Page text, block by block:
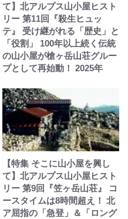
て】北アルプス山小屋ヒスト
リー 第11回『殺生ヒュッ
テ』 受け継がれる「歴史」と
「役割」 100年以上続く伝統
の山小屋が槍ヶ岳山荘グルー
プとして再始動！ 2025年
【特集 そこに山小屋を興し
て】北アルプス山小屋ヒスト
リー 第9回『笠ヶ岳山荘』 コ
ースタイムは8時間超え！ 北
ア屈指の「急登」＆「ロング